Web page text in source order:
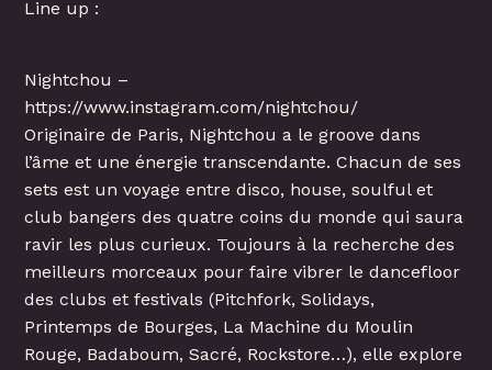
Line up :
Nightchou –
https://www.instagram.com/nightchou/
Originaire de Paris, Nightchou a le groove dans
l’âme et une énergie transcendante. Chacun de ses
sets est un voyage entre disco, house, soulful et
club bangers des quatre coins du monde qui saura
ravir les plus curieux. Toujours à la recherche des
meilleurs morceaux pour faire vibrer le dancefloor
des clubs et festivals (Pitchfork, Solidays,
Printemps de Bourges, La Machine du Moulin
Rouge, Badaboum, Sacré, Rockstore…), elle explore